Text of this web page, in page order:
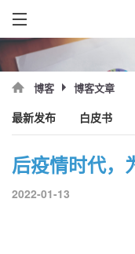
博客 博客文章
最新发布 白皮书
2022-01-13